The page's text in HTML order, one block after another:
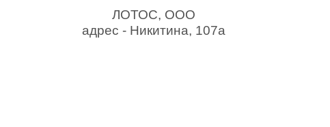
ЛОТОС, ООО
aдрес - Никитина, 107а